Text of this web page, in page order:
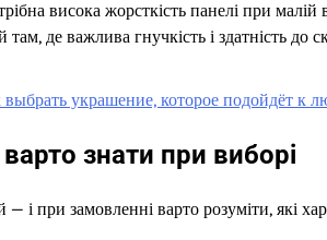
висока жорсткість панелі при
де важлива гнучкість і здатність до
украшение, которое подойдёт к
знати при виборі
і при замовленні варто розуміти, які